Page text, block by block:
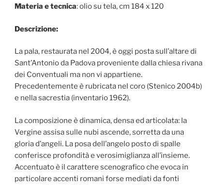
Materia e tecnica: olio su tela, cm 184 x 120
Descrizione:
La pala, restaurata nel 2004, è oggi posta sull’altare di
Sant’Antonio da Padova proveniente dalla chiesa rivana
dei Conventuali ma non vi appartiene.
Precedentemente è rubricata nel coro (Stenico 2004b)
e nella sacrestia (inventario 1962).
La composizione è dinamica, densa ed articolata: la
Vergine assisa sulle nubi ascende, sorretta da una
gloria d’angeli. La posa dell’angelo posto di spalle
conferisce profondità e verosimiglianza all’insieme.
Accentuato è il carattere scenografico che evoca in
particolare accenti romani forse mediati da fonti